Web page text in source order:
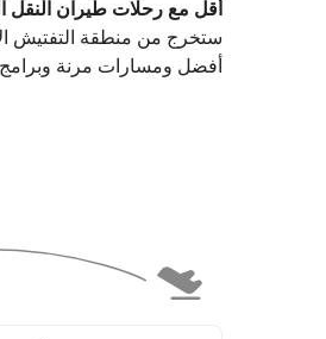
أقل مع رحلات طيران النقل
ستخرج من منطقة التفتيش
أفضل ومسارات مرنة